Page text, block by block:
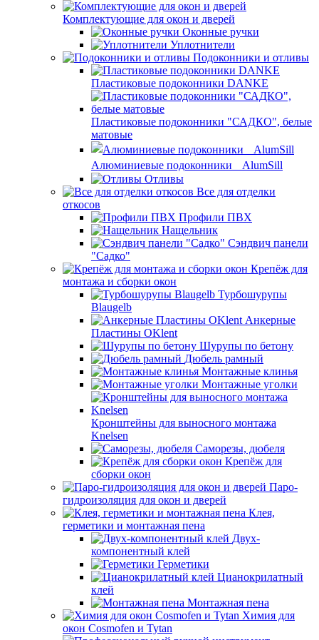
Комплектующие для окон и дверей
Оконные ручки
Уплотнители
Подоконники и отливы
Пластиковые подоконники DANKE
Пластиковые подоконники "САДКО", белые
матовые
Алюминиевые подоконники AlumSill
Отливы
Все для отделки
откосов
Профили ПВХ
Нащельник
Сэндвич панели
"Садко"
Крепёж для
монтажа и сборки окон
Турбошурупы
Blaugelb
Анкерные
Пластины OKlent
Шурупы по бетону
Дюбель рамный
Монтажные клинья
Монтажные уголки
Кронштейны для выносного монтажа
Knelsen
Саморезы, дюбеля
Крепёж для
сборки окон
Паро-
гидроизоляция для окон и дверей
Клея,
герметики и монтажная пена
Двух-
компонентный клей
Герметики
Цианокрилатный
клей
Монтажная пена
Химия для
окон Cosmofen и Tytan